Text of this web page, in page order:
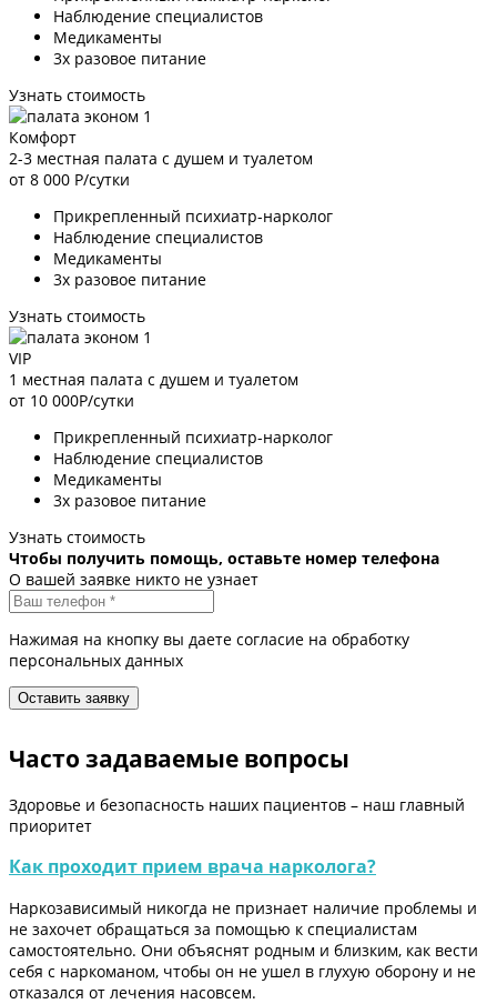
Наблюдение специалистов
Медикаменты
3х разовое питание
Узнать стоимость
Комфорт
2-3 местная палата с душем и туалетом
от 8 000 Р/сутки
Прикрепленный психиатр-нарколог
Наблюдение специалистов
Медикаменты
3х разовое питание
Узнать стоимость
VIP
1 местная палата с душем и туалетом
от 10 000Р/сутки
Прикрепленный психиатр-нарколог
Наблюдение специалистов
Медикаменты
3х разовое питание
Узнать стоимость
Чтобы получить помощь, оставьте номер телефона
О вашей заявке никто не узнает
Нажимая на кнопку вы даете согласие на обработку
персональных данных
Часто задаваемые вопросы
Здоровье и безопасность наших пациентов – наш главный
приоритет
Как проходит прием врача нарколога?
Наркозависимый никогда не признает наличие проблемы и
не захочет обращаться за помощью к специалистам
самостоятельно. Они объяснят родным и близким, как вести
себя с наркоманом, чтобы он не ушел в глухую оборону и не
отказался от лечения насовсем.